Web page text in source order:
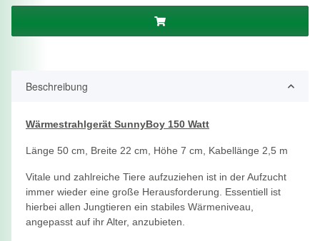
Beschreibung
Wärmestrahlgerät SunnyBoy 150 Watt
Länge 50 cm, Breite 22 cm, Höhe 7 cm, Kabellänge 2,5 m
Vitale und zahlreiche Tiere aufzuziehen ist in der Aufzucht
immer wieder eine große Herausforderung. Essentiell ist
hierbei allen Jungtieren ein stabiles Wärmeniveau,
angepasst auf ihr Alter, anzubieten.